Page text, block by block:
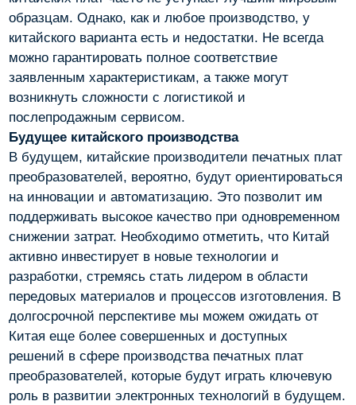
образцам. Однако, как и любое производство, у
китайского варианта есть и недостатки. Не всегда
можно гарантировать полное соответствие
заявленным характеристикам, а также могут
возникнуть сложности с логистикой и
послепродажным сервисом.
Будущее китайского производства
В будущем, китайские производители печатных плат
преобразователей, вероятно, будут ориентироваться
на инновации и автоматизацию. Это позволит им
поддерживать высокое качество при одновременном
снижении затрат. Необходимо отметить, что Китай
активно инвестирует в новые технологии и
разработки, стремясь стать лидером в области
передовых материалов и процессов изготовления. В
долгосрочной перспективе мы можем ожидать от
Китая еще более совершенных и доступных
решений в сфере производства печатных плат
преобразователей, которые будут играть ключевую
роль в развитии электронных технологий в будущем.